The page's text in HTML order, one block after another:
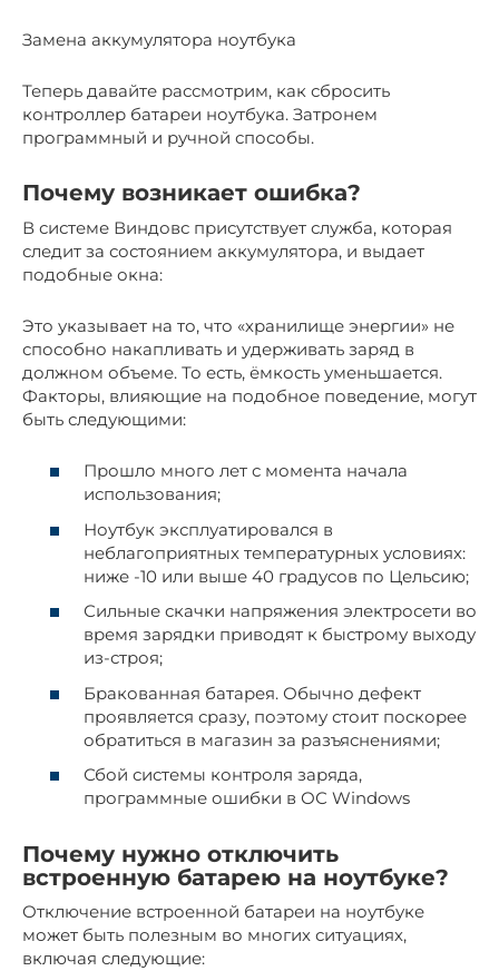
Замена аккумулятора ноутбука
Теперь давайте рассмотрим, как сбросить
контроллер батареи ноутбука. Затронем
программный и ручной способы.
Почему возникает ошибка?
В системе Виндовс присутствует служба, которая
следит за состоянием аккумулятора, и выдает
подобные окна:
Это указывает на то, что «хранилище энергии» не
способно накапливать и удерживать заряд в
должном объеме. То есть, ёмкость уменьшается.
Факторы, влияющие на подобное поведение, могут
быть следующими:
Прошло много лет с момента начала
использования;
Ноутбук эксплуатировался в
неблагоприятных температурных условиях:
ниже -10 или выше 40 градусов по Цельсию;
Сильные скачки напряжения электросети во
время зарядки приводят к быстрому выходу
из-строя;
Бракованная батарея. Обычно дефект
проявляется сразу, поэтому стоит поскорее
обратиться в магазин за разъяснениями;
Сбой системы контроля заряда,
программные ошибки в ОС Windows
Почему нужно отключить
встроенную батарею на ноутбуке?
Отключение встроенной батареи на ноутбуке
может быть полезным во многих ситуациях,
включая следующие: